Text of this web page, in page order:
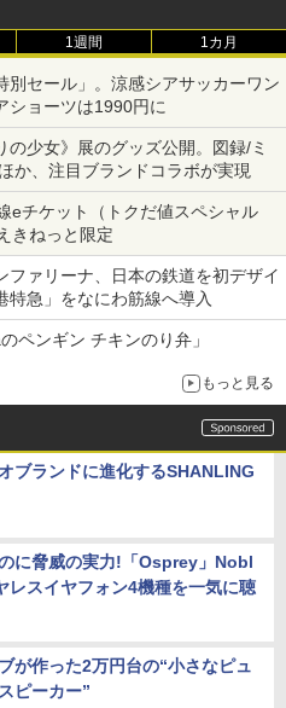
1週間 1カ月
別セール」。涼感シアサッカーワン
ショーツは1990円に
の少女》展のグッズ公開。図録/ミ
か、注目ブランドコラボが実現
eチケット（トクだ値スペシャル
きねっと限定
ファリーナ、日本の鉄道を初デザイ
特急」をなにわ筋線へ導入
ペンギン チキンのり弁」
もっと見る
ブランドに進化するSHANLING
に脅威の実力!「Osprey」Nobl
レスイヤフォン4機種を一気に聴
が作った2万円台の“小さなピュ
ピーカー”